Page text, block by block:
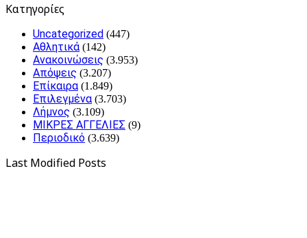
Kατηγορίες
Uncategorized (447)
Αθλητικά (142)
Ανακοινώσεις (3.953)
Απόψεις (3.207)
Επίκαιρα (1.849)
Επιλεγμένα (3.703)
Λήμνος (3.109)
ΜΙΚΡΕΣ ΑΓΓΕΛΙΕΣ (9)
Περιοδικό (3.639)
Last Modified Posts